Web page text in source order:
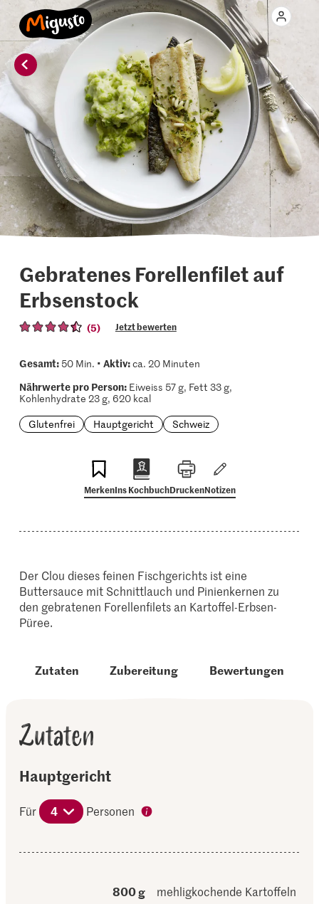
Gebratenes Forellenfilet auf
Erbsenstock
(5) Jetzt bewerten
Gesamt:50 Min. • Aktiv:ca. 20 Minuten
Nährwerte pro Person:Eiweiss 57 g, Fett 33 g,
Kohlenhydrate 23 g, 620 kcal
Glutenfrei
Hauptgericht Schweiz
MerkenIns KochbuchDruckenNotizen
Der Clou dieses feinen Fischgerichts ist eine
Buttersauce mit Schnittlauch und Pinienkernen zu
den gebratenen Forellenfilets an Kartoffel-Erbsen-
Püree.
Zutaten Zubereitung Bewertungen
Zutaten
Hauptgericht
Für 4 Personen
800 g
mehligkochende Kartoffeln